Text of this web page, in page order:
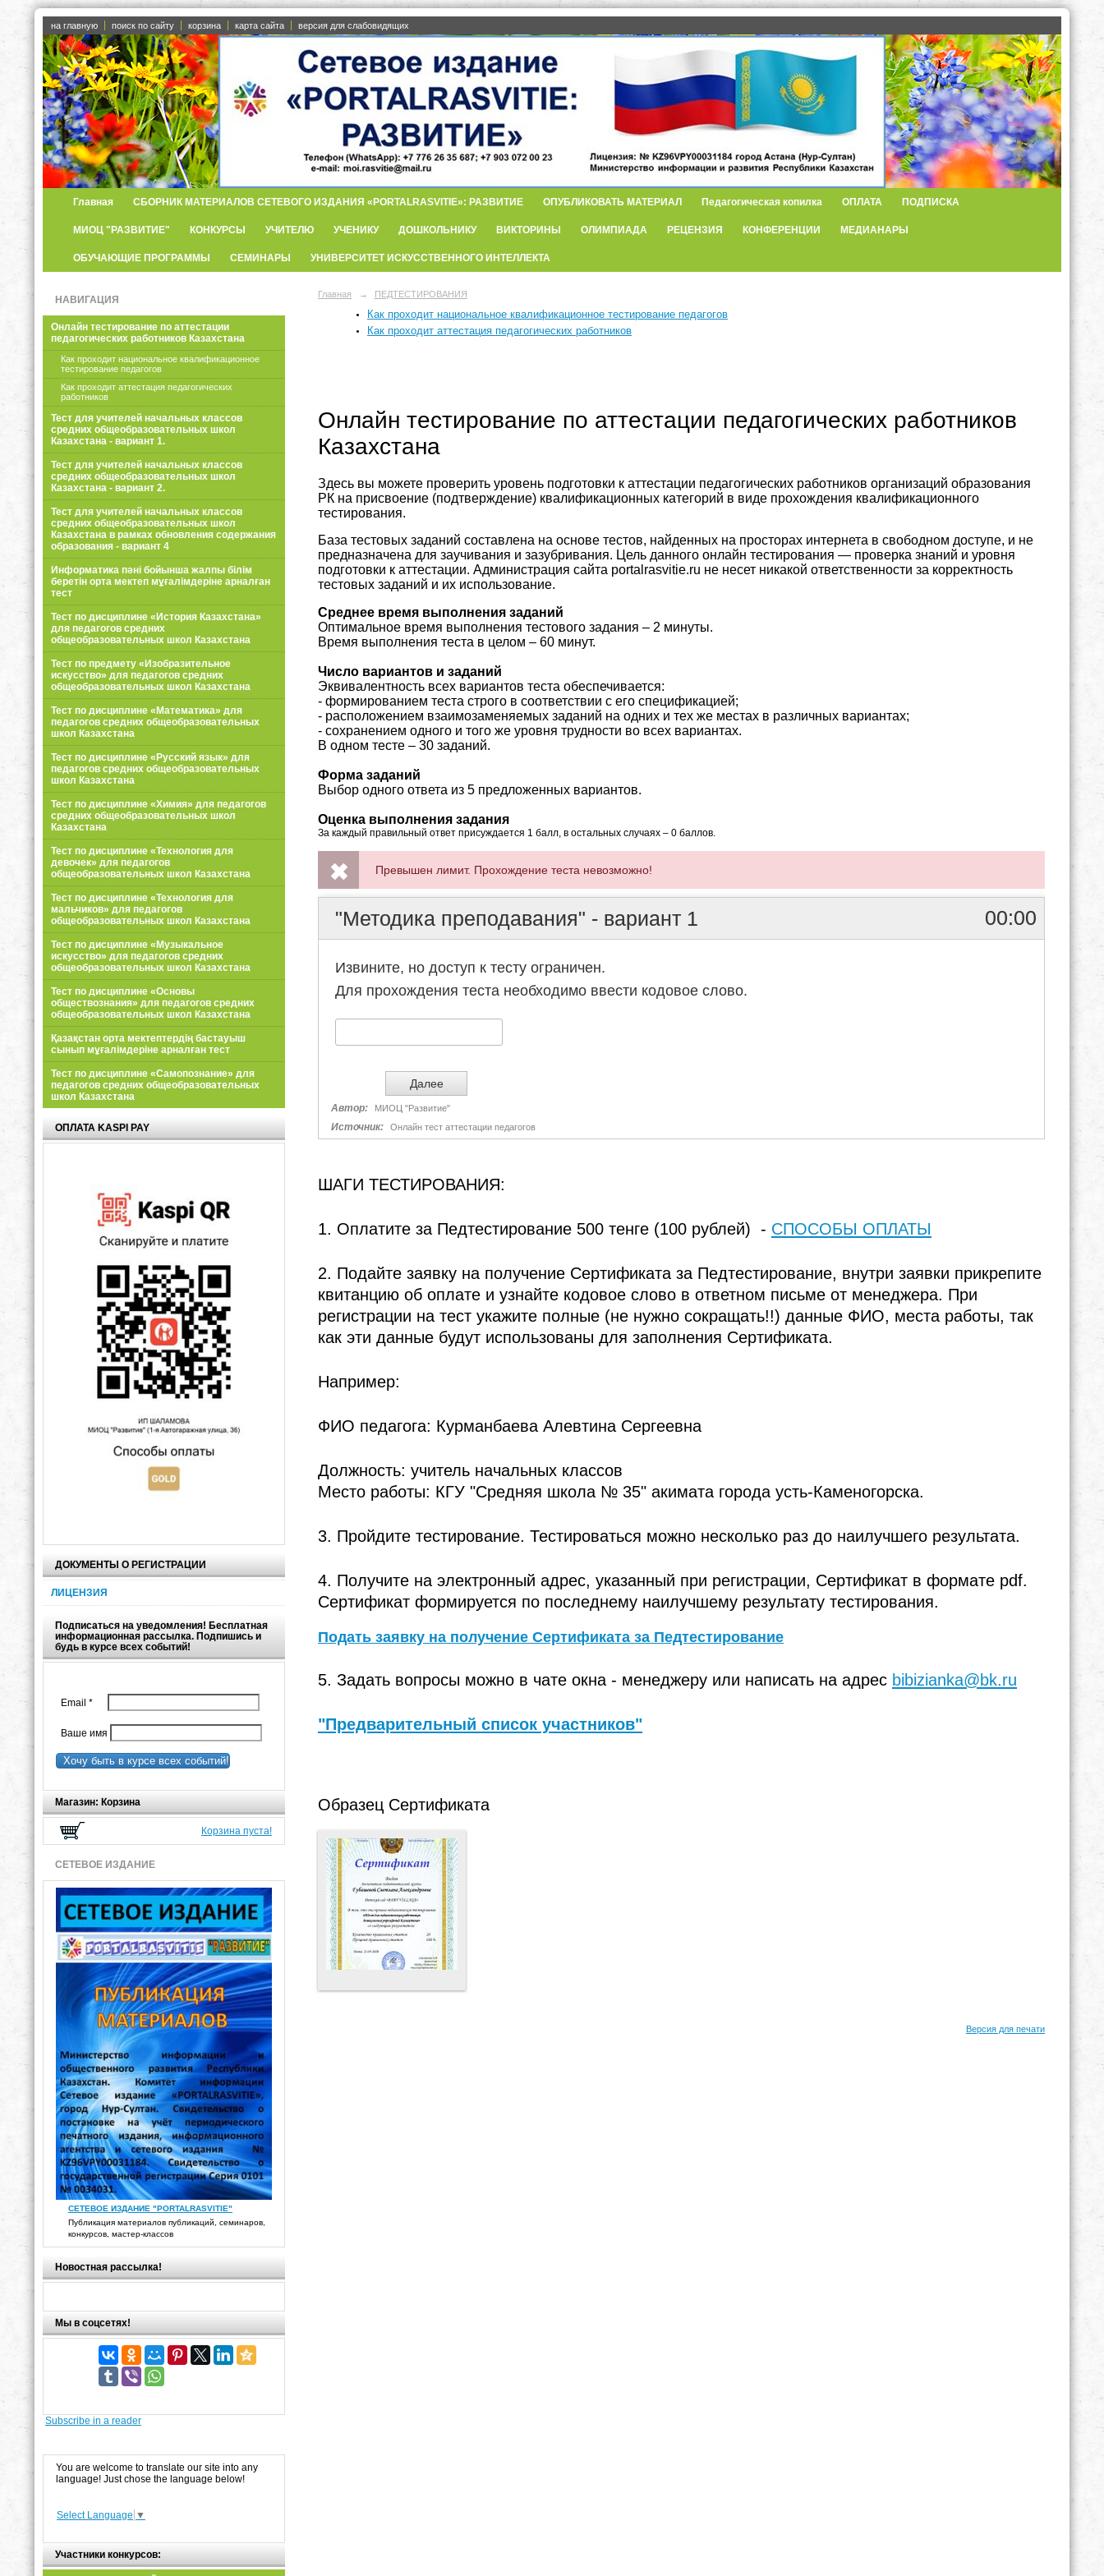
на главную поиск по сайту корзина карта сайта версия для слабовидящих
Главная СБОРНИК МАТЕРИАЛОВ СЕТЕВОГО ИЗДАНИЯ «PORTALRASVITIE»: РАЗВИТИЕ ОПУБЛИКОВАТЬ МАТЕРИАЛ Педагогическая копилка ОПЛАТА ПОДПИСКА
МИОЦ "РАЗВИТИЕ" КОНКУРСЫ УЧИТЕЛЮ УЧЕНИКУ ДОШКОЛЬНИКУ ВИКТОРИНЫ ОЛИМПИАДА РЕЦЕНЗИЯ КОНФЕРЕНЦИИ МЕДИАНАРЫ
ОБУЧАЮЩИЕ ПРОГРАММЫ СЕМИНАРЫ УНИВЕРСИТЕТ ИСКУССТВЕННОГО ИНТЕЛЛЕКТА
НАВИГАЦИЯ
Онлайн тестирование по аттестации
педагогических работников Казахстана
Как проходит национальное квалификационное
тестирование педагогов
Как проходит аттестация педагогических
работников
Тест для учителей начальных классов
средних общеобразовательных школ
Казахстана - вариант 1.
Тест для учителей начальных классов
средних общеобразовательных школ
Казахстана - вариант 2.
Тест для учителей начальных классов
средних общеобразовательных школ
Казахстана в рамках обновления содержания
образования - вариант 4
Информатика пәні бойынша жалпы білім
беретін орта мектеп мұғалімдеріне арналған
тест
Тест по дисциплине «История Казахстана»
для педагогов средних
общеобразовательных школ Казахстана
Тест по предмету «Изобразительное
искусство» для педагогов средних
общеобразовательных школ Казахстана
Тест по дисциплине «Математика» для
педагогов средних общеобразовательных
школ Казахстана
Тест по дисциплине «Русский язык» для
педагогов средних общеобразовательных
школ Казахстана
Тест по дисциплине «Химия» для педагогов
средних общеобразовательных школ
Казахстана
Тест по дисциплине «Технология для
девочек» для педагогов
общеобразовательных школ Казахстана
Тест по дисциплине «Технология для
мальчиков» для педагогов
общеобразовательных школ Казахстана
Тест по дисциплине «Музыкальное
искусство» для педагогов средних
общеобразовательных школ Казахстана
Тест по дисциплине «Основы
обществознания» для педагогов средних
общеобразовательных школ Казахстана
Қазақстан орта мектептердің бастауыш
сынып мұғалімдеріне арналған тест
Тест по дисциплине «Самопознание» для
педагогов средних общеобразовательных
школ Казахстана
ОПЛАТА KASPI PAY
ДОКУМЕНТЫ О РЕГИСТРАЦИИ
ЛИЦЕНЗИЯ
Подписаться на уведомления! Бесплатная
информационная рассылка. Подпишись и
будь в курсе всех событий!
Email *
Ваше имя
Хочу быть в курсе всех событий!
Магазин: Корзина
Корзина пуста!
СЕТЕВОЕ ИЗДАНИЕ
СЕТЕВОЕ ИЗДАНИЕ "PORTALRASVITIE"
Публикация материалов публикаций, семинаров,
конкурсов, мастер-классов
Новостная рассылка!
Мы в соцсетях!
Subscribe in a reader
You are welcome to translate our site into any
language! Just chose the language below!
Select Language ▼
Участники конкурсов:
Главная → ПЕДТЕСТИРОВАНИЯ
Как проходит национальное квалификационное тестирование педагогов
Как проходит аттестация педагогических работников
Онлайн тестирование по аттестации педагогических работников
Казахстана
Здесь вы можете проверить уровень подготовки к аттестации педагогических работников организаций образования
РК на присвоение (подтверждение) квалификационных категорий в виде прохождения квалификационного
тестирования.
База тестовых заданий составлена на основе тестов, найденных на просторах интернета в свободном доступе, и не
предназначена для заучивания и зазубривания. Цель данного онлайн тестирования — проверка знаний и уровня
подготовки к аттестации. Администрация сайта portalrasvitie.ru не несет никакой ответственности за корректность
тестовых заданий и их использование.
Среднее время выполнения заданий
Оптимальное время выполнения тестового задания – 2 минуты.
Время выполнения теста в целом – 60 минут.
Число вариантов и заданий
Эквивалентность всех вариантов теста обеспечивается:
- формированием теста строго в соответствии с его спецификацией;
- расположением взаимозаменяемых заданий на одних и тех же местах в различных вариантах;
- сохранением одного и того же уровня трудности во всех вариантах.
В одном тесте – 30 заданий.
Форма заданий
Выбор одного ответа из 5 предложенных вариантов.
Оценка выполнения задания
За каждый правильный ответ присуждается 1 балл, в остальных случаях – 0 баллов.
ШАГИ ТЕСТИРОВАНИЯ:
1. Оплатите за Педтестирование 500 тенге (100 рублей) - СПОСОБЫ ОПЛАТЫ
2. Подайте заявку на получение Сертификата за Педтестирование, внутри заявки прикрепите
квитанцию об оплате и узнайте кодовое слово в ответном письме от менеджера. При
регистрации на тест укажите полные (не нужно сокращать!!) данные ФИО, места работы, так
как эти данные будут использованы для заполнения Сертификата.
Например:
ФИО педагога: Курманбаева Алевтина Сергеевна
Должность: учитель начальных классов
Место работы: КГУ "Средняя школа № 35" акимата города усть-Каменогорска.
3. Пройдите тестирование. Тестироваться можно несколько раз до наилучшего результата.
4. Получите на электронный адрес, указанный при регистрации, Сертификат в формате pdf.
Сертификат формируется по последнему наилучшему результату тестирования.
Подать заявку на получение Сертификата за Педтестирование
5. Задать вопросы можно в чате окна - менеджеру или написать на адрес bibizianka@bk.ru
"Предварительный список участников"
Образец Сертификата
Версия для печати